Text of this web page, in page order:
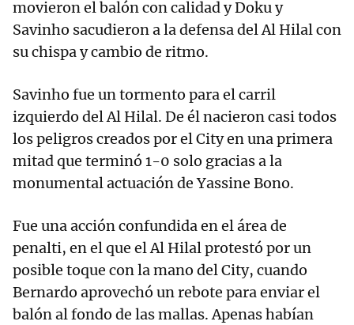
movieron el balón con calidad y Doku y
Savinho sacudieron a la defensa del Al Hilal con
su chispa y cambio de ritmo.
Savinho fue un tormento para el carril
izquierdo del Al Hilal. De él nacieron casi todos
los peligros creados por el City en una primera
mitad que terminó 1-0 solo gracias a la
monumental actuación de Yassine Bono.
Fue una acción confundida en el área de
penalti, en el que el Al Hilal protestó por un
posible toque con la mano del City, cuando
Bernardo aprovechó un rebote para enviar el
balón al fondo de las mallas. Apenas habían